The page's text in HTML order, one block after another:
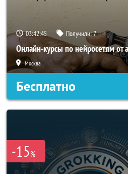
03:42:42 Получили:7
Онлайн-курсы по нейросетям от
Москва
Бесплатно
-15%